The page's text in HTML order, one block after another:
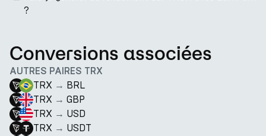
?
Conversions associées
AUTRES PAIRES TRX
TRX → BRL
TRX → GBP
TRX → USD
TRX → USDT